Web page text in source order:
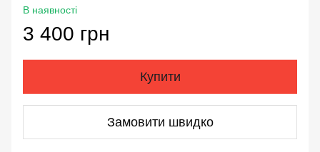
В наявності
3 400 грн
Купити
Замовити швидко